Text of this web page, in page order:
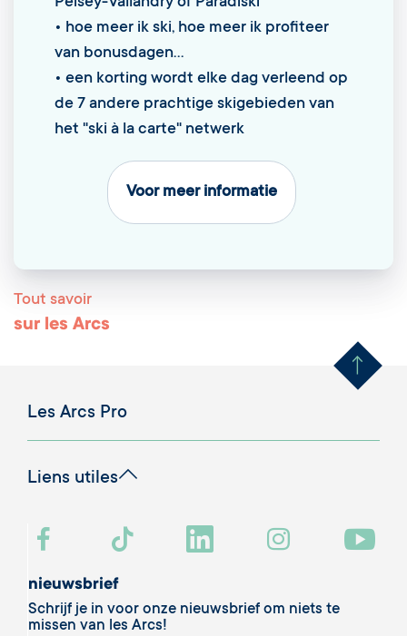
• hoe meer ik ski, hoe meer ik profiteer
van bonusdagen...
• een korting wordt elke dag verleend op
de 7 andere prachtige skigebieden van
het "ski à la carte" netwerk
Voor meer informatie
Tout savoir
sur les Arcs Remonter
Les Arcs Pro
Liens utiles
nieuwsbrief
Schrijf je in voor onze nieuwsbrief om niets te
missen van les Arcs!